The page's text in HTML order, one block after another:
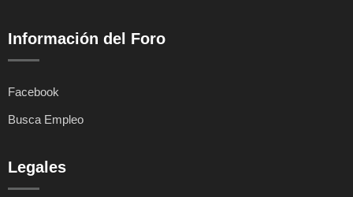
Información del Foro
Facebook
Busca Empleo
Legales